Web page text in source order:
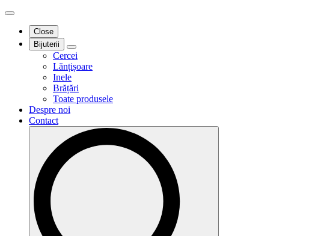
Close
Bijuterii
Cercei
Lănțișoare
Inele
Brățări
Toate produsele
Despre noi
Contact